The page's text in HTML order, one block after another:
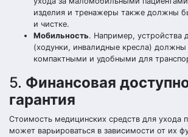
изделия и тренажеры также должны
и чистке.
Мобильность. Например, устройства
(ходунки, инвалидные кресла)
компактными и удобными для
5. Финансовая
гарантия
Стоимость медицинских средств для ухода
может варьироваться в зависимости от их